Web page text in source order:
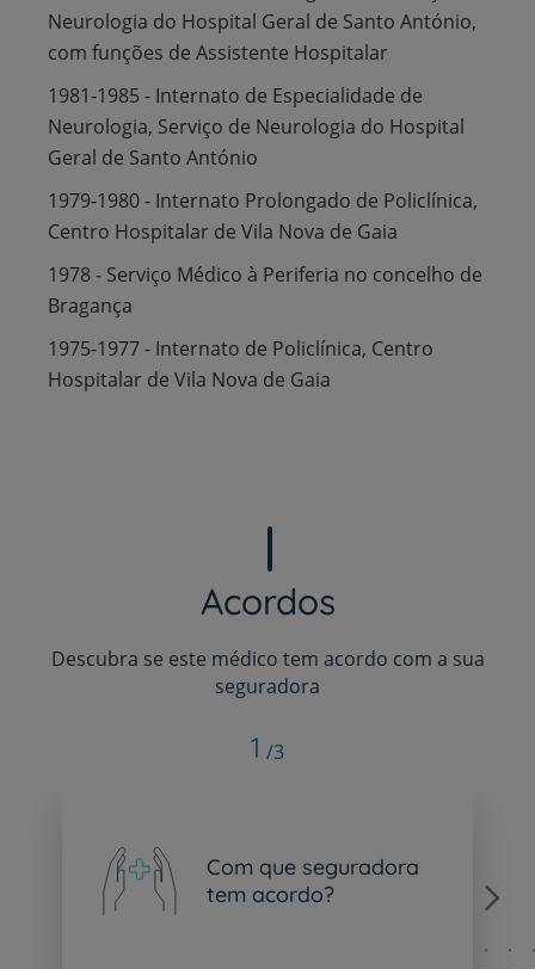
Neurologia do Hospital Geral de Santo António,
com funções de Assistente Hospitalar
1981-1985 - Internato de Especialidade de
Neurologia, Serviço de Neurologia do Hospital
Geral de Santo António
1979-1980 - Internato Prolongado de Policlínica,
Centro Hospitalar de Vila Nova de Gaia
1978 - Serviço Médico à Periferia no concelho de
Bragança
1975-1977 - Internato de Policlínica, Centro
Hospitalar de Vila Nova de Gaia
Acordos
Descubra se este médico tem acordo com a sua
seguradora
Com que seguradora
tem acordo?
Next
1 /3